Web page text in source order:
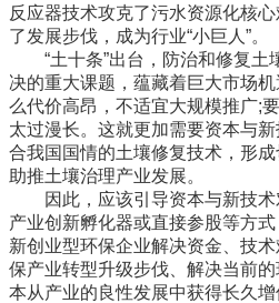
反应器技术攻克了污水资源化核
了发展步伐，成为行业“小巨人”。
“土十条”出台，防治和修复土
决的重大课题，蕴藏着巨大市场
么代价高昂，不适宜大规模推广;
太过漫长。这就更加需要资本与
合我国国情的土壤修复技术，形
助推土壤治理产业发展。
因此，应该引导资本与新技术
产业创新孵化器或直接参股等方
新创业型环保企业解决资金、技
保产业转型升级步伐、解决当前
本从产业的良性发展中获得长久